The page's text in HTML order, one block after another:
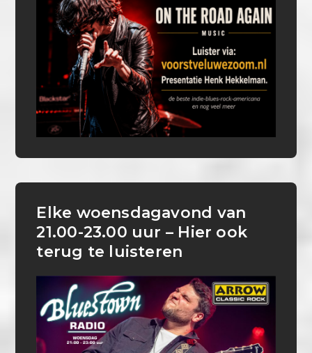
Elke woensdagavond van
21.00-23.00 uur – Hier ook
terug te luisteren